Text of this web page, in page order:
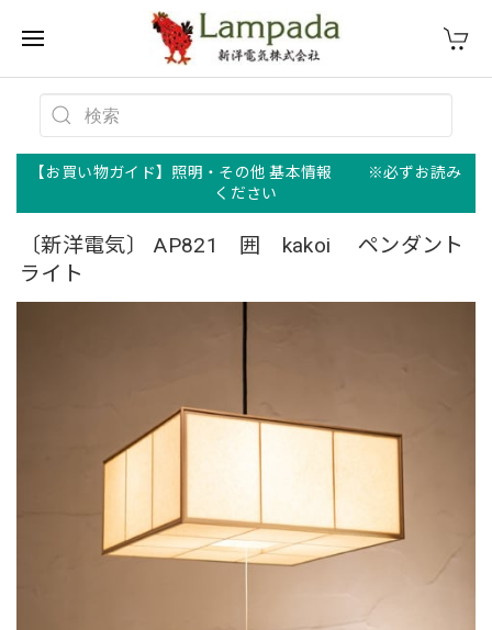
【お買い物ガイド】照明・その他 基本情報 ※必ずお読み
ください
〔新洋電気〕 AP821 囲 kakoi ペンダント
ライト